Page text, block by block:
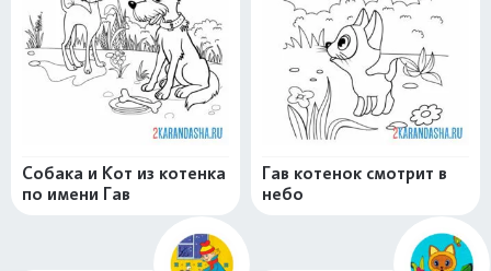
Собака и Кот из котенка
по имени Гав
Гав котенок смотрит в
небо